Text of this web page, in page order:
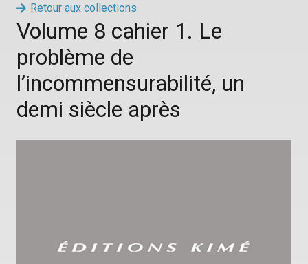
Retour aux collections
Volume 8 cahier 1. Le
problème de
l’incommensurabilité, un
demi siècle après